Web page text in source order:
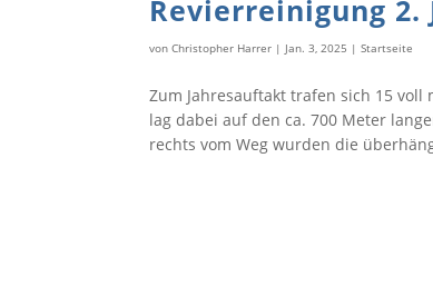
Revierreinigung 2.
vonChristopher Harrer | Jan. 3, 2025 |Startseite
Zum Jahresauftakt trafen sich 15
lag dabei auf den ca. 700 Meter
rechts vom Weg wurden die